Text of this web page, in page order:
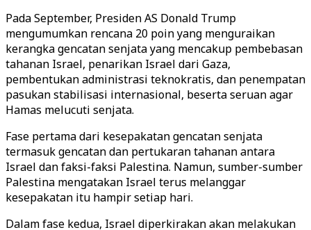
Pada September, Presiden AS Donald Trump
mengumumkan rencana 20 poin yang menguraikan
kerangka gencatan senjata yang mencakup pembebasan
tahanan Israel, penarikan Israel dari Gaza,
pembentukan administrasi teknokratis, dan penempatan
pasukan stabilisasi internasional, beserta seruan agar
Hamas melucuti senjata.
Fase pertama dari kesepakatan gencatan senjata
termasuk gencatan dan pertukaran tahanan antara
Israel dan faksi-faksi Palestina. Namun, sumber-sumber
Palestina mengatakan Israel terus melanggar
kesepakatan itu hampir setiap hari.
Dalam fase kedua, Israel diperkirakan akan melakukan